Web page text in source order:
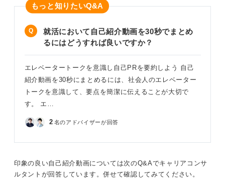
わせるのも良い方法です。たとえば、名前と大学名を言
って一度区切り、次に強みを伝えて区切る、といったよ
最終的には、パッと見て「良い印象だな」と思ってもら
えるような動画を目指しましょう。
もっと知りたいQ&A
就活において自己紹介動画を30秒でまとめ
るにはどうすれば良いですか？
エレベータートークを意識し自己PRを要約しよう 自己
紹介動画を30秒にまとめるには、社会人のエレベーター
トークを意識して、要点を簡潔に伝えることが大切で
す。 エ…
2 名のアドバイザーが回答
印象の良い自己紹介動画については次のQ&Aでキャリアコンサ
ルタントが回答しています。併せて確認してみてください。